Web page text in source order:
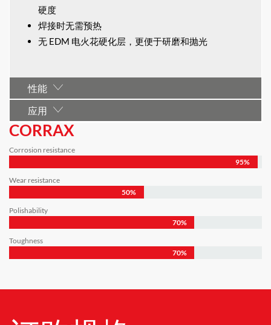
硬度
焊接时无需预热
无 EDM 电火花硬化层，更便于研磨和抛光
性能
应用
CORRAX
Corrosion resistance
95%
Wear resistance
50%
Polishability
70%
Toughness
70%